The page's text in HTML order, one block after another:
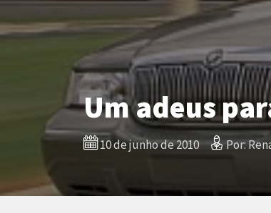
Um adeus
10 de junho de 2010 Por: